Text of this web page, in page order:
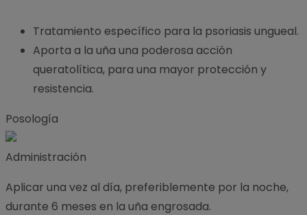
Tratamiento específico para la psoriasis ungueal.
Aporta a la uña una poderosa acción
queratolítica, para una mayor protección y
resistencia.
Posología
Administración
Aplicar una vez al día, preferiblemente por la noche,
durante 6 meses en la uña engrosada.